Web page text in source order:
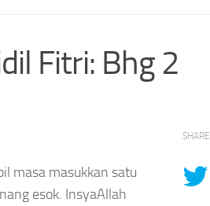
Fitri: Bhg 2
masa masukkan satu
esok. InsyaAllah
SHARE